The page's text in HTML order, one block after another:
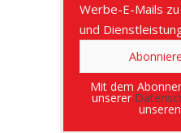
Werbe-E-Mails
und
Mit dem
unserer